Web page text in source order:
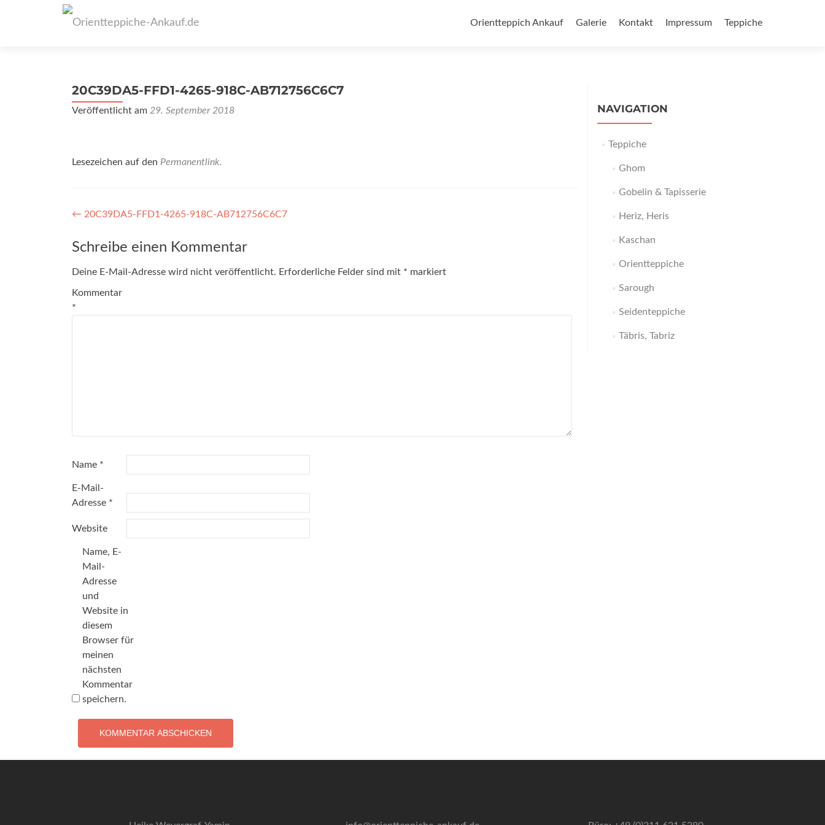
Inhalt
Orientteppich Ankauf Galerie Kontakt Impressum Teppiche
20C39DA5-FFD1-4265-918C-AB712756C6C7
Veröffentlicht am 29. September 2018
Lesezeichen auf den Permanentlink.
Artikel-
Navigation
← 20C39DA5-FFD1-4265-918C-AB712756C6C7
Schreibe einen Kommentar
Deine E-Mail-Adresse wird nicht veröffentlicht. Erforderliche Felder sind mit * markiert
Kommentar
*
Name *
E-Mail-
Adresse *
Website
Name, E-
Mail-
Adresse
und
Website in
diesem
Browser für
meinen
nächsten
Kommentar
speichern.
NAVIGATION
Teppiche
Ghom
Gobelin & Tapisserie
Heriz, Heris
Kaschan
Orientteppiche
Sarough
Seidenteppiche
Täbris, Tabriz